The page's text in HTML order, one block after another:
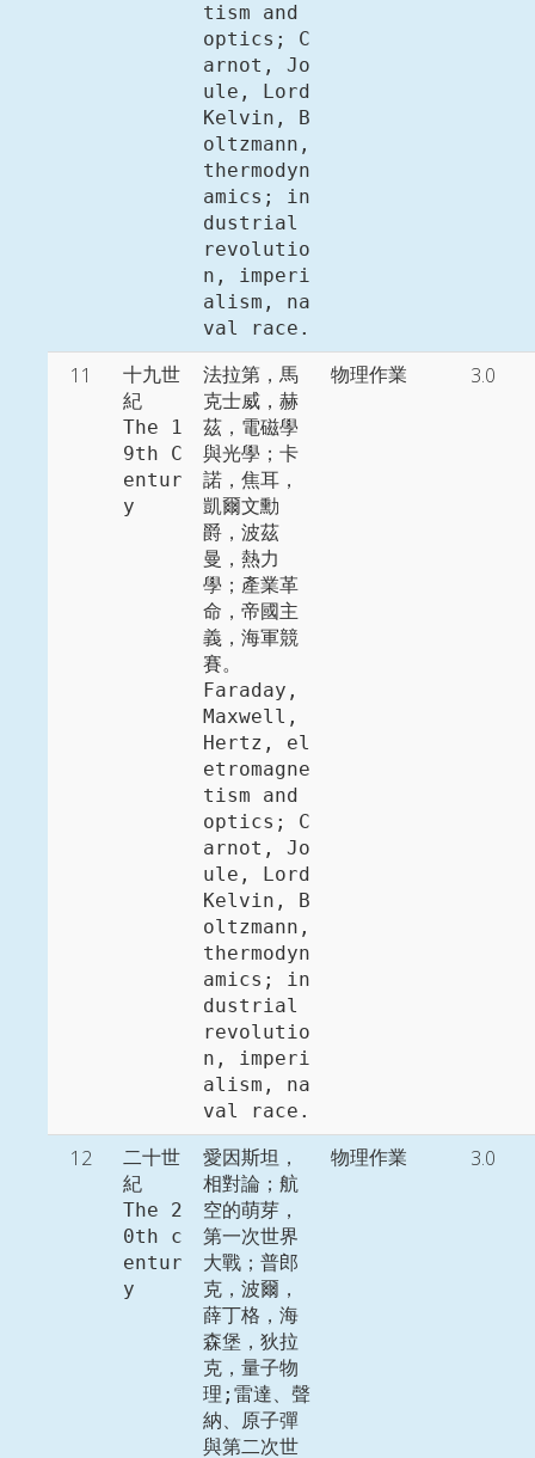
tism and
optics; C
arnot, Jo
ule, Lord
Kelvin, B
oltzmann,
thermodyn
amics; in
dustrial
revolutio
n, imperi
alism, na
11
十九世
紀
The 1
9th C
entur
y
法拉第，馬
克士威，赫
茲，電磁學
與光學；卡
諾，焦耳，
凱爾文勳
爵，波茲
曼，熱力
學；產業革
命，帝國主
義，海軍競
賽。
Faraday,
Maxwell,
Hertz, el
etromagne
tism and
optics; C
arnot, Jo
ule, Lord
Kelvin, B
oltzmann,
thermodyn
amics; in
dustrial
revolutio
n, imperi
alism, na
物理作業 3.0
12
二十世
紀
The 2
0th c
entur
y
愛因斯坦，
相對論；航
空的萌芽，
第一次世界
大戰；普郎
克，波爾，
薛丁格，海
森堡，狄拉
克，量子物
理;雷達、聲
納、原子彈
與第二次世
物理作業 3.0